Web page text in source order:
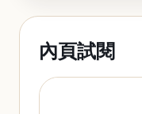
內頁試閱